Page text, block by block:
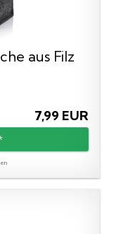
aus Filz
7,99 EUR